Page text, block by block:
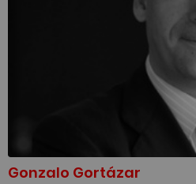
Gonzalo Gortázar